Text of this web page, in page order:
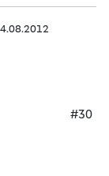
#30